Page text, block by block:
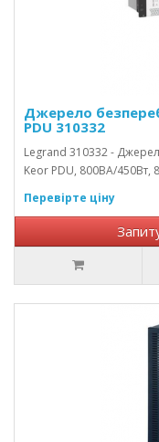
Джерело
PDU 310332
Legrand 310332 -
Keor PDU, 800ВА/450Вт,
Перевірте ціну